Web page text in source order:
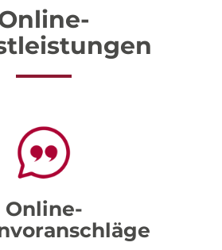
Online-